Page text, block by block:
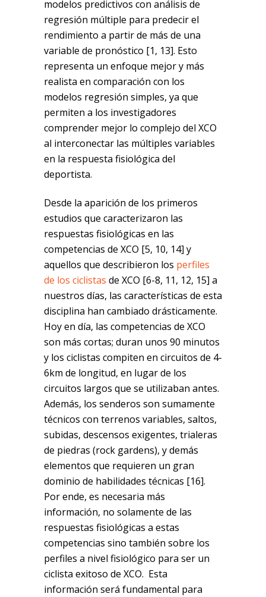
modelos predictivos con análisis de
regresión múltiple para predecir el
rendimiento a partir de más de una
variable de pronóstico [1, 13]. Esto
representa un enfoque mejor y más
realista en comparación con los
modelos regresión simples, ya que
permiten a los investigadores
comprender mejor lo complejo del XCO
al interconectar las múltiples variables
en la respuesta fisiológica del
deportista.
Desde la aparición de los primeros
estudios que caracterizaron las
respuestas fisiológicas en las
competencias de XCO [5, 10, 14] y
aquellos que describieron los perfiles
de los ciclistas de XCO [6-8, 11, 12, 15] a
nuestros días, las características de esta
disciplina han cambiado drásticamente.
Hoy en día, las competencias de XCO
son más cortas; duran unos 90 minutos
y los ciclistas compiten en circuitos de 4-
6km de longitud, en lugar de los
circuitos largos que se utilizaban antes.
Además, los senderos son sumamente
técnicos con terrenos variables, saltos,
subidas, descensos exigentes, trialeras
de piedras (rock gardens), y demás
elementos que requieren un gran
dominio de habilidades técnicas [16].
Por ende, es necesaria más
información, no solamente de las
respuestas fisiológicas a estas
competencias sino también sobre los
perfiles a nivel fisiológico para ser un
ciclista exitoso de XCO. Esta
información será fundamental para